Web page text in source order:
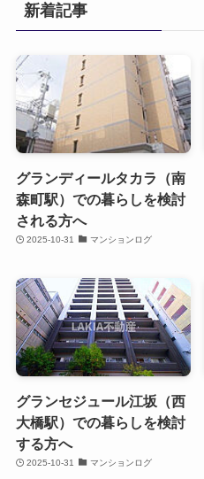
新着記事
グランディールタカラ（南
森町駅）での暮らしを検討
される方へ
2025-10-31 マンションログ
グランセジュール江坂（西
大橋駅）での暮らしを検討
する方へ
2025-10-31 マンションログ